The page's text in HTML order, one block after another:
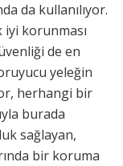
da kullanılıyor.
korunması
de en
yeleğin
herhangi bir
burada
sağlayan,
bir koruma